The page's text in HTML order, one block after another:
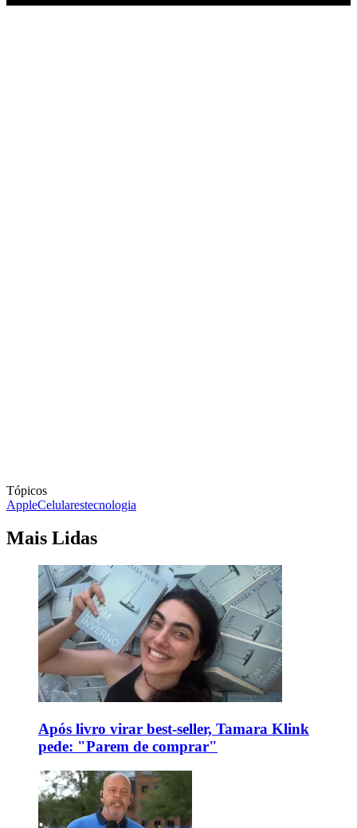
Tópicos
AppleCelularestecnologia
Mais Lidas
Após livro virar best-seller, Tamara Klink
pede: "Parem de comprar"